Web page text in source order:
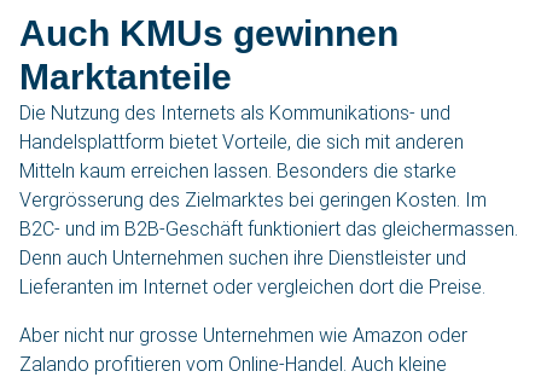
Auch KMUs gewinnen
Marktanteile
Die Nutzung des Internets als Kommunikations- und
Handelsplattform bietet Vorteile, die sich mit anderen
Mitteln kaum erreichen lassen. Besonders die starke
Vergrösserung des Zielmarktes bei geringen Kosten. Im
B2C- und im B2B-Geschäft funktioniert das gleichermassen.
Denn auch Unternehmen suchen ihre Dienstleister und
Lieferanten im Internet oder vergleichen dort die Preise.
Aber nicht nur grosse Unternehmen wie Amazon oder
Zalando profitieren vom Online-Handel. Auch kleine